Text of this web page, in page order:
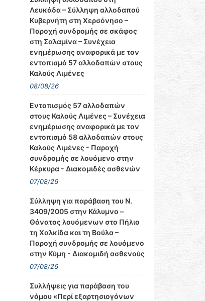
Λευκάδα – Σύλληψη αλλοδαπού
Κυβερνήτη στη Χερσόνησο –
Παροχή συνδρομής σε σκάφος
στη Σαλαμίνα – Συνέχεια
ενημέρωσης αναφορικά με τον
εντοπισμό 57 αλλοδαπών στους
Καλούς Λιμένες
08/08/26
Εντοπισμός 57 αλλοδαπών
στους Καλούς Λιμένες – Συνέχεια
ενημέρωσης αναφορικά με τον
εντοπισμό 58 αλλοδαπών στους
Καλούς Λιμένες - Παροχή
συνδρομής σε λουόμενο στην
Κέρκυρα - Διακομιδές ασθενών
07/08/26
Σύλληψη για παράβαση του Ν.
3409/2005 στην Κάλυμνο –
Θάνατος λουόμενων στο Πήλιο
τη Χαλκίδα και τη Βούλα –
Παροχή συνδρομής σε λουόμενο
στην Κύμη - Διακομιδή ασθενούς
07/08/26
Συλλήψεις για παράβαση του
νόμου «Περί εξαρτησιογόνων